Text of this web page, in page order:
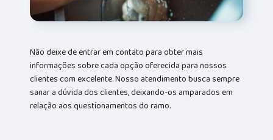
Não deixe de entrar em contato para obter mais
informações sobre cada opção oferecida para nossos
clientes com excelente. Nosso atendimento busca sempre
sanar a dúvida dos clientes, deixando-os amparados em
relação aos questionamentos do ramo.